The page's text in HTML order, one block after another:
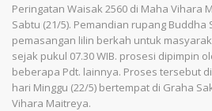
Peringatan Waisak 2560 di Maha Vihara
Sabtu (21/5). Pemandian rupang Buddha
pemasangan lilin berkah untuk
sejak pukul 07.30 WIB. prosesi dipimpin
beberapa Pdt. lainnya. Proses tersebut
hari Minggu (22/5) bertempat di Graha
Vihara Maitreya.